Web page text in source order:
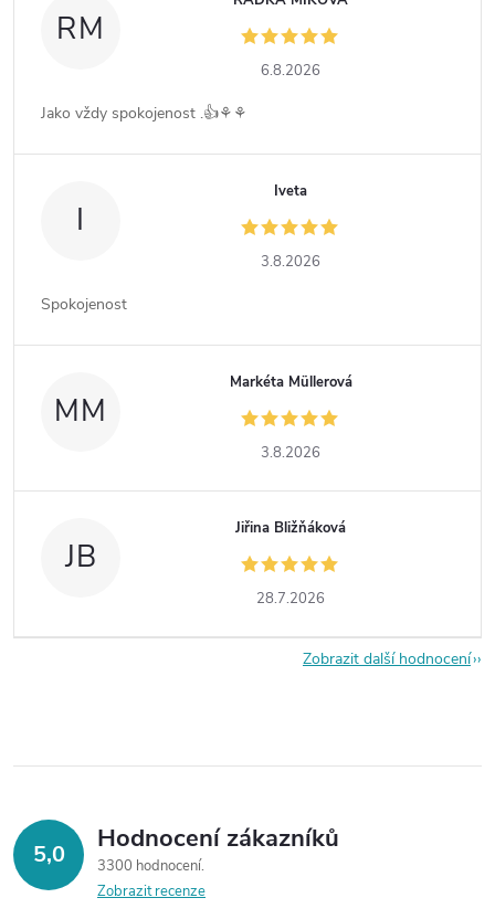
RM
6.8.2026
Jako vždy spokojenost .👍⚘️⚘️
I
Iveta
3.8.2026
Spokojenost
MM
Markéta Müllerová
3.8.2026
JB
Jiřina Bližňáková
28.7.2026
Zobrazit další hodnocení
5,0 Hodnocení zákazníků
3300 hodnocení
Zobrazit recenze